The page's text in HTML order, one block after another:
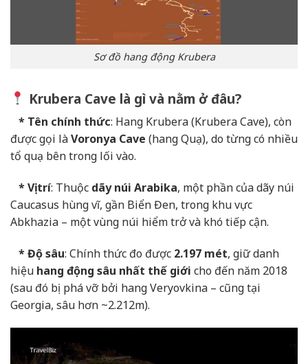
Sơ đồ hang động Krubera
Krubera Cave là gì và nằm ở đâu?
* Tên chính thức: Hang Krubera (Krubera Cave), còn
được gọi làVoronya Cave (hang Quạ), do từng có nhiều
tổ quạ bên trong lối vào.
* Vị trí: Thuộc dãy núi Arabika, một phần của dãy núi
Caucasus hùng vĩ, gần Biển Đen, trong khu vực
Abkhazia – một vùng núi hiểm trở và khó tiếp cận.
* Độ sâu: Chính thức đo được 2.197 mét, giữ danh
hiệu hang động sâu nhất thế giới cho đến năm 2018
(sau đó bị phá vỡ bởi hang Veryovkina – cũng tại
Georgia, sâu hơn ~2.212m).